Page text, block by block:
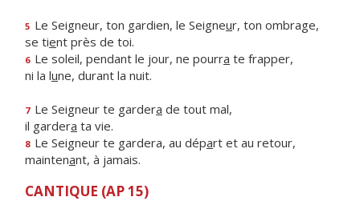
5 Le Seigneur, ton gardien, le Seigneur, ton ombrage,
se tient près de toi.
6 Le soleil, pendant le jour, ne pourra te frapper,
ni la lune, durant la nuit.
7 Le Seigneur te gardera de tout mal,
il gardera ta vie.
8 Le Seigneur te gardera, au départ et au retour,
maintenant, à jamais.
CANTIQUE (AP 15)